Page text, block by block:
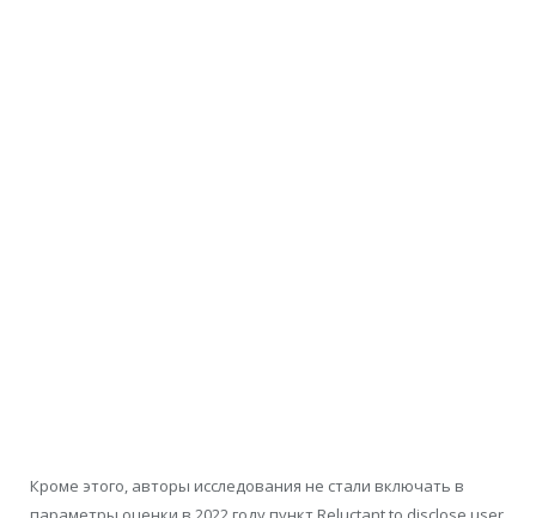
Кроме этого, авторы исследования не стали включать в